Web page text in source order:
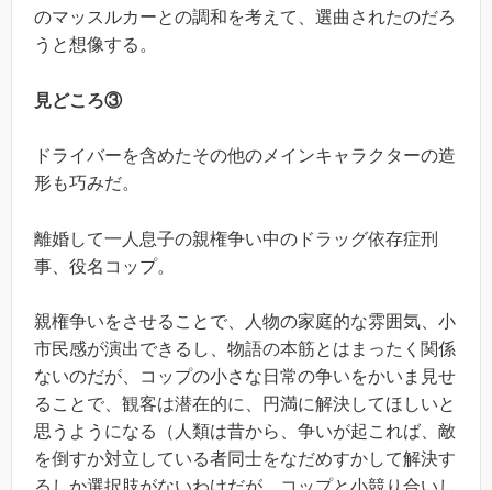
のマッスルカーとの調和を考えて、選曲されたのだろ
うと想像する。
見どころ③
ドライバーを含めたその他のメインキャラクターの造
形も巧みだ。
離婚して一人息子の親権争い中のドラッグ依存症刑
事、役名コップ。
親権争いをさせることで、人物の家庭的な雰囲気、小
市民感が演出できるし、物語の本筋とはまったく関係
ないのだが、コップの小さな日常の争いをかいま見せ
ることで、観客は潜在的に、円満に解決してほしいと
思うようになる（人類は昔から、争いが起これば、敵
を倒すか対立している者同士をなだめすかして解決す